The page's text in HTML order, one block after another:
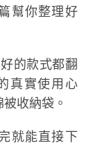
幫你整理好
的款式都翻
真實使用心
收納袋。
就能直接下